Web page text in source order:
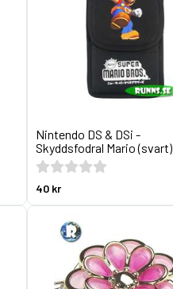
Nintendo DS & DSi -
Skyddsfodral Mario (svart)
40 kr